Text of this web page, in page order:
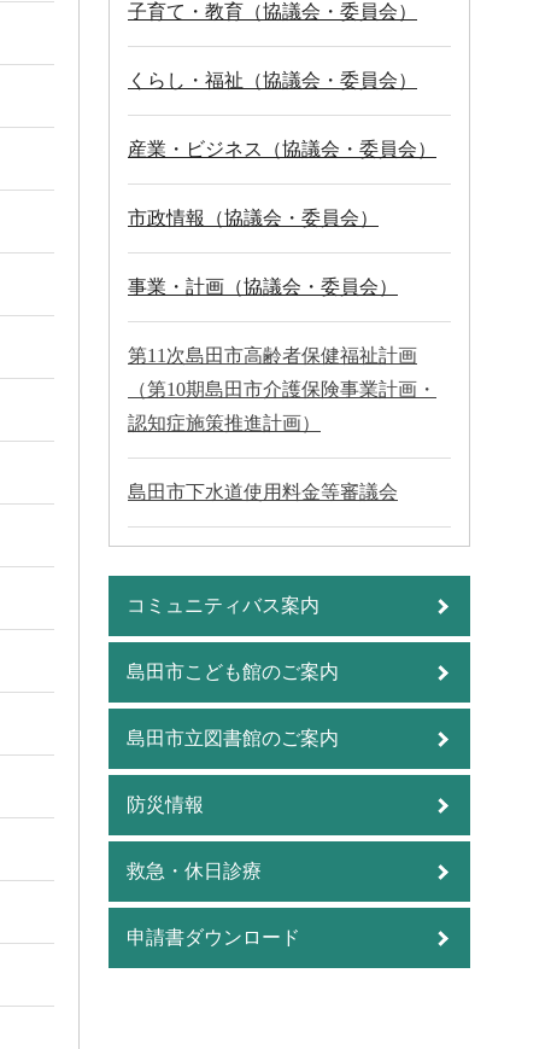
子育て・教育（協議会・委員会）
くらし・福祉（協議会・委員会）
産業・ビジネス（協議会・委員会）
市政情報（協議会・委員会）
事業・計画（協議会・委員会）
第11次島田市高齢者保健福祉計画
（第10期島田市介護保険事業計画・
認知症施策推進計画）
島田市下水道使用料金等審議会
コミュニティバス案内
島田市こども館のご案内
島田市立図書館のご案内
防災情報
救急・休日診療
申請書ダウンロード